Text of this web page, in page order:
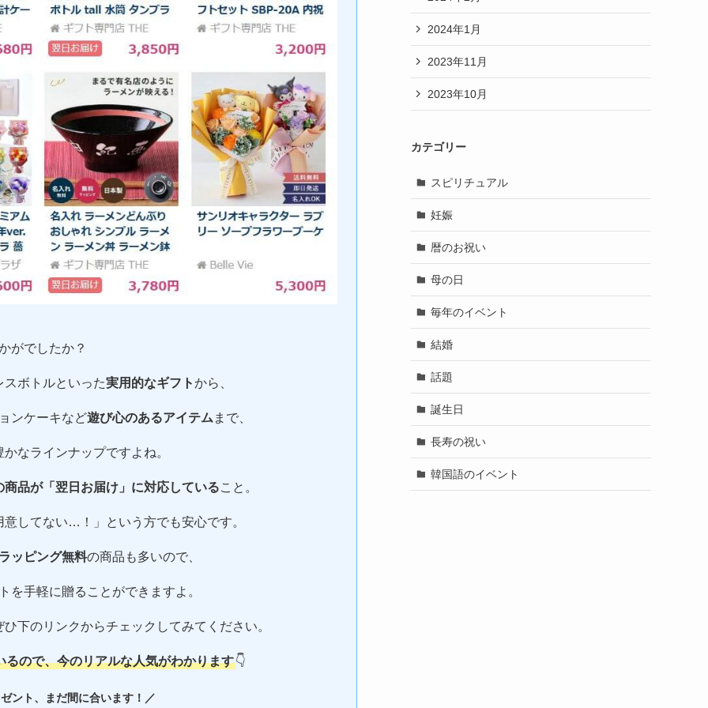
がでしたか？
ボトルといった実用的なギフトから、
ンケーキなど遊び心のあるアイテム まで、
なラインナップですよね。
商品が「翌日お届け」に対応していること。
してない…！」という方でも安心です。
ッピング無料の商品も多いので、
を手軽に贈ることができますよ。
下のリンクからチェックしてみてください。
ので、今のリアルな人気がわかります👇
ント、まだ間に合います！／
2024年1月
2023年11月
2023年10月
カテゴリー
スピリチュアル
妊娠
暦のお祝い
母の日
毎年のイベント
結婚
話題
誕生日
長寿の祝い
韓国語のイベント